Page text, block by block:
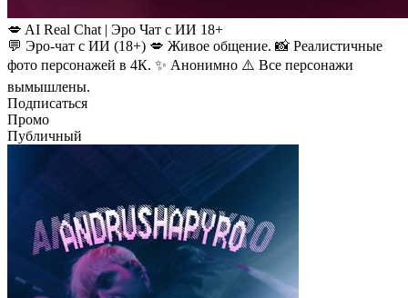
💋 AI Real Chat | Эро Чат с ИИ 18+
💬 Эро-чат с ИИ (18+) 💋 Живое общение. 📸 Реалистичные
фото персонажей в 4К. ✨ Анонимно ⚠️ Все персонажи
вымышлены.
Подписаться
Промо
Публичный